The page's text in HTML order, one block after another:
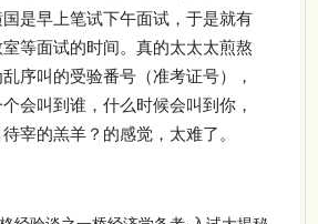
是早上笔试下午面试，于是就有
等面试的时间。真的太太太煎熬
序叫的受验番号（准考证号），
会叫到谁，什么时候会叫到你，
宰的羔羊？的感觉，太难了。